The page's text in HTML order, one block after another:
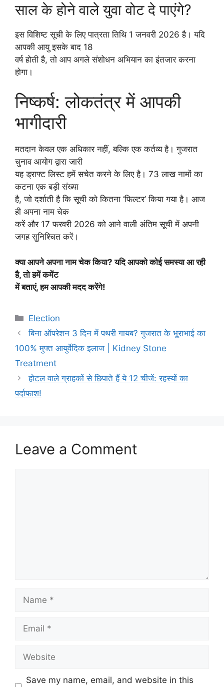
साल के होने वाले युवा वोट दे पाएंगे?
इस विशिष्ट सूची के लिए पात्रता तिथि 1 जनवरी 2026 है। यदि
आपकी आयु इसके बाद 18
वर्ष होती है, तो आप अगले संशोधन अभियान का इंतजार करना
होगा।
निष्कर्ष: लोकतंत्र में आपकी
भागीदारी
मतदान केवल एक अधिकार नहीं, बल्कि एक कर्तव्य है। गुजरात
चुनाव आयोग द्वारा जारी
यह ड्राफ्ट लिस्ट हमें सचेत करने के लिए है। 73 लाख नामों का
कटना एक बड़ी संख्या
है, जो दर्शाती है कि सूची को कितना ‘फिल्टर’ किया गया है। आज
ही अपना नाम चेक
करें और 17 फरवरी 2026 को आने वाली अंतिम सूची में अपनी
जगह सुनिश्चित करें।
क्या आपने अपना नाम चेक किया? यदि आपको कोई समस्या आ रही
है, तो हमें कमेंट
में बताएं, हम आपकी मदद करेंगे!
Categories
Election
बिना ऑपरेशन 3 दिन में पथरी गायब? गुजरात के भूराभाई का
100% मुफ्त आयुर्वेदिक इलाज | Kidney Stone
Treatment
होटल वाले ग्राहकों से छिपाते हैं ये 12 चीजें: रहस्यों का
पर्दाफाश!
Leave a Comment
Save my name, email, and website in this